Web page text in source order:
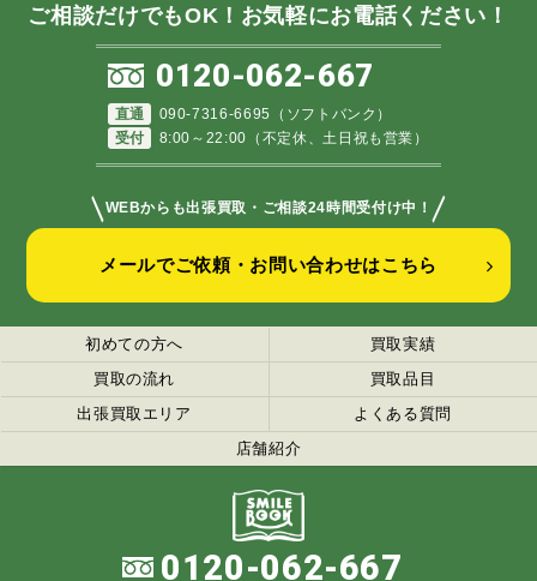
ご相談だけでもOK！お気軽にお電話ください！
0120-062-667
直通
090-7316-6695（ソフトバンク）
受付
8:00～22:00（不定休、土日祝も営業）
＼WEBからも出張買取・ご相談24時間受付け中！ ／
メールでご依頼・お問い合わせはこちら
初めての方へ
買取実績
買取の流れ
買取品目
出張買取エリア
よくある質問
店舗紹介
0120-062-667